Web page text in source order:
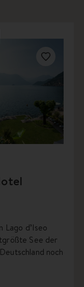
Lago d’Iseo
See der
noch